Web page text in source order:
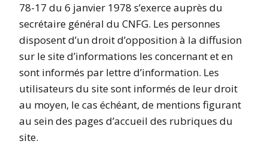
78-17 du 6 janvier 1978 s’exerce auprès du
secrétaire général du CNFG. Les personnes
disposent d’un droit d’opposition à la diffusion
sur le site d’informations les concernant et en
sont informés par lettre d’information. Les
utilisateurs du site sont informés de leur droit
au moyen, le cas échéant, de mentions figurant
au sein des pages d’accueil des rubriques du
site.